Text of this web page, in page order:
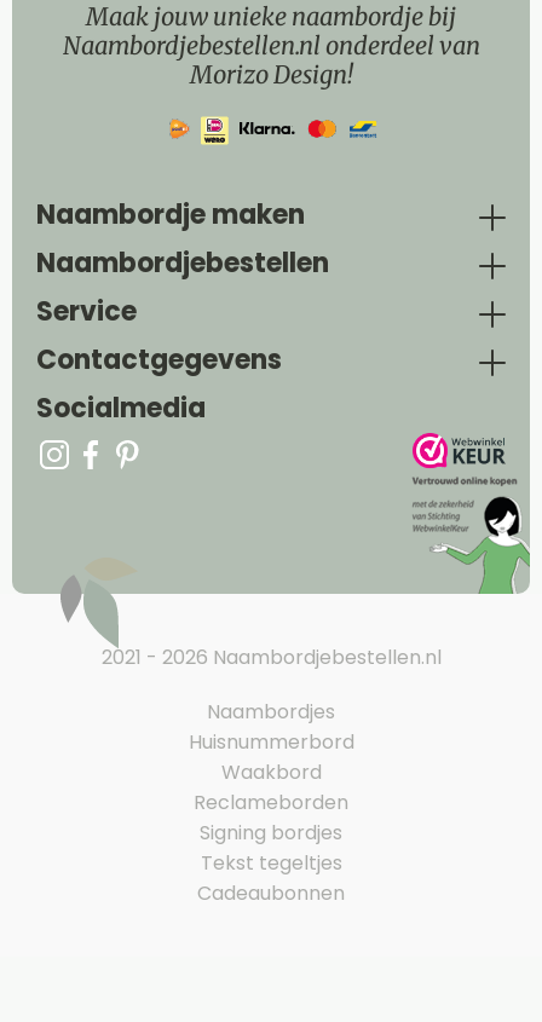
Maak jouw unieke naambordje bij
Naambordjebestellen.nl onderdeel van
Morizo Design!
Naambordje maken
Naambordjebestellen
Service
Contactgegevens
Socialmedia
2021 - 2026 Naambordjebestellen.nl
Naambordjes
Huisnummerbord
Waakbord
Reclameborden
Signing bordjes
Tekst tegeltjes
Cadeaubonnen